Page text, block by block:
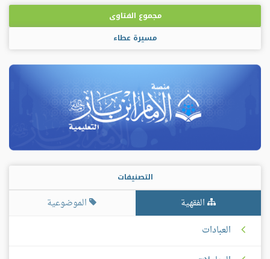
مجموع الفتاوى
مسيرة عطاء
التصنيفات
الفقهية
الموضوعية
العبادات